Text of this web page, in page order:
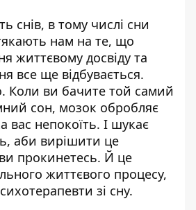
снів, в тому числі сни
нам на те, що
життєвому досвіду та
все ще відбувається.
Коли ви бачите той самий
сон, мозок обробляє
вас непокоїть. І шукає
аби вирішити це
прокинетесь. Й це
життєвого процесу,
зі сну.